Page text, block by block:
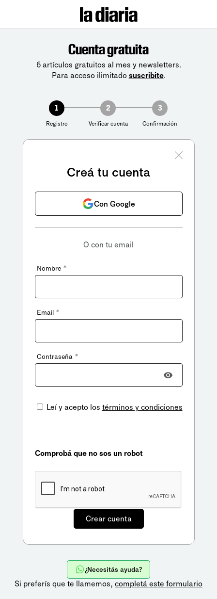
Cuenta gratuita
6 artículos gratuitos al mes y newsletters.
Para acceso ilimitado suscribite.
1
Registro
2
Verificar cuenta
3
Confirmación
Creá tu cuenta
Con Google
O con tu email
Nombre *
Email *
Contraseña *
Leí y acepto los términos y condiciones
Comprobá que no sos un robot
¿Necesitás ayuda?
Si preferís que te llamemos, completá este formulario